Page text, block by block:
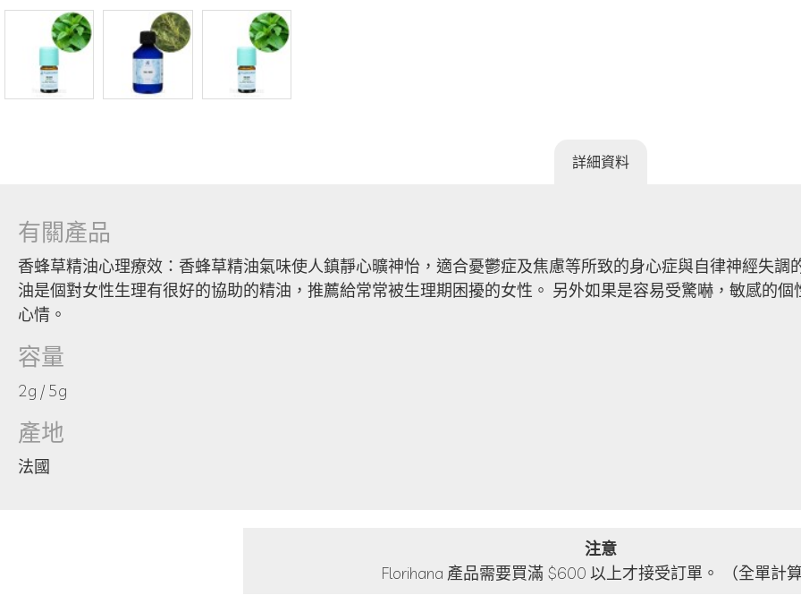
注意
Florihana 產品需要買滿 $600 以上才接受訂單。 （全單計
詳細資料
有關產品
香蜂草精油心理療效：香蜂草精油氣味使人鎮靜心曠神怡，適合憂鬱症及焦慮等所致的身心症與自律神經失
油是個對女性生理有很好的協助的精油，推薦給常常被生理期困擾的女性。 另外如果是容易受驚嚇，敏感的
心情。
容量
2g / 5g
產地
法國